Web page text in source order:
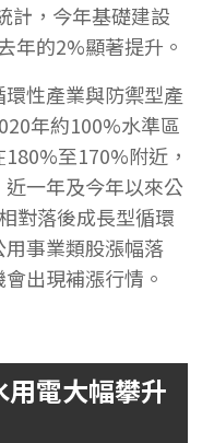
計，今年基礎建設
年的2%顯著提升。
性產業與防禦型產
年約100%水準區
至170%附近，
一年及今年以來公
對落後成長型循環
事業類股漲幅落
出現補漲行情。
電大幅攀升